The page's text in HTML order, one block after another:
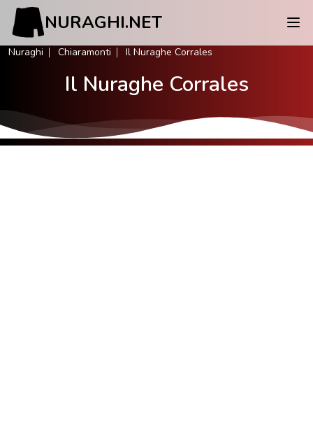
NURAGHI.NET
Nuraghi Chiaramonti Il Nuraghe Corrales
Il Nuraghe Corrales